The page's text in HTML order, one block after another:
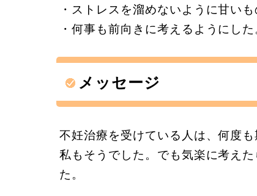
・ストレスを溜めないように甘いも
・何事も前向きに考えるようにし
メッセージ
不妊治療を受けている人は、何度
私もそうでした。でも気楽に考え
た。